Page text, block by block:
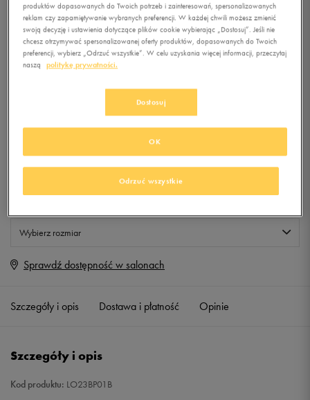
LOTTO PLECAK LOSANGA
KHKAKI BTS
KLUBIE 50 STYLE
Produkt niedostępny
Wybierz rozmiar
BR Powiadom o dostępności
ONE SIZE Powiadom o dostępności
Sprawdź dostępność w salonach
Szczegóły i opis Dostawa i płatność Opinie
Szczegóły i opis
Kod produktu: LO23BP01B
produktów dopasowanych do Twoich potrzeb i zainteresowań, spersonalizowanych
reklam czy zapamiętywanie wybranych preferencji. W każdej chwili możesz zmienić
swoją decyzję i ustawienia dotyczące plików cookie wybierając „Dostosuj”. Jeśli nie
chcesz otrzymywać spersonalizowanej oferty produktów, dopasowanych do Twoich
preferencji, wybierz „Odrzuć wszystkie”. W celu uzyskania więcej informacji, przeczytaj
naszą politykę prywatności.
Dostosuj
Odrzuć wszystkie
OK